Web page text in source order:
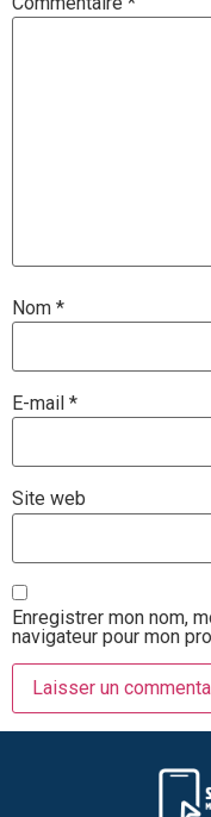
Nom *
E-mail *
Site web
Enregistrer mon nom,
navigateur pour mon